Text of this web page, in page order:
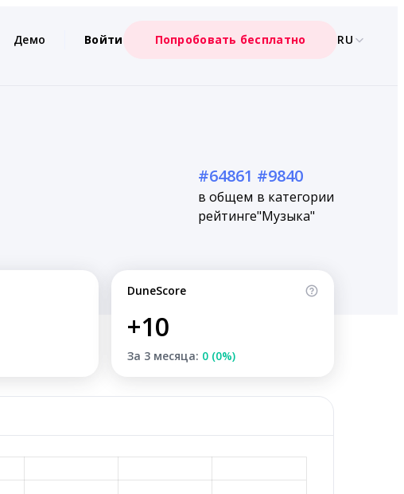
Демо Войти Попробовать бесплатно RU
#64861
в общем
рейтинге
#9840
в категории
"Музыка"
DuneScore
+10
За 3 месяца: 0 (0%)